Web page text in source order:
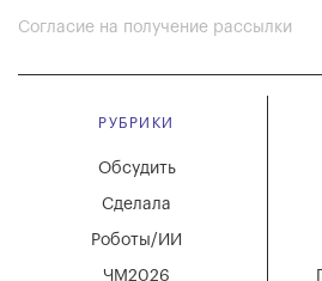
Согласие на получение рассылки
РУБРИКИ
Обсудить
Сделала
Роботы/ИИ
ЧМ2026